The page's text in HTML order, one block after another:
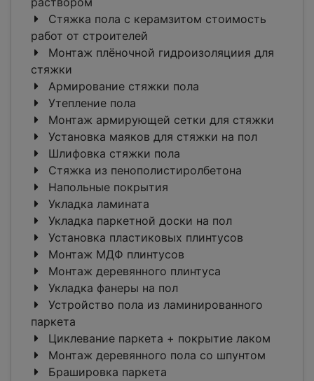
Стяжка пола с керамзитом стоимость
работ от строителей
Монтаж плёночной гидроизоляциия для
стяжки
Армирование стяжки пола
Утепление пола
Монтаж армирующей сетки для стяжки
Установка маяков для стяжки на пол
Шлифовка стяжки пола
Стяжка из пенополистиролбетона
Напольные покрытия
Укладка ламината
Укладка паркетной доски на пол
Установка пластиковых плинтусов
Монтаж МДФ плинтусов
Монтаж деревянного плинтуса
Укладка фанеры на пол
Устройство пола из ламинированного
паркета
Циклевание паркета + покрытие лаком
Монтаж деревянного пола со шпунтом
Брашировка паркета